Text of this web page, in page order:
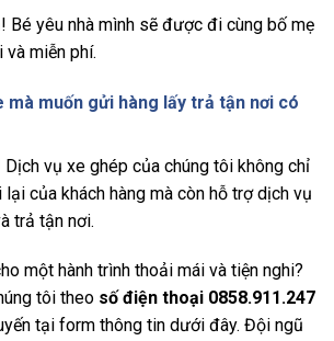
Bé yêu nhà mình sẽ được đi cùng bố mẹ
miễn phí.
mà muốn gửi hàng lấy trả tận nơi có
vụ xe ghép của chúng tôi không chỉ
của khách hàng mà còn hỗ trợ dịch vụ
trả tận nơi.
một hành trình thoải mái và tiện nghi?
tôi theo số điện thoại 0858.911.247
tại form thông tin dưới đây. Đội ngũ